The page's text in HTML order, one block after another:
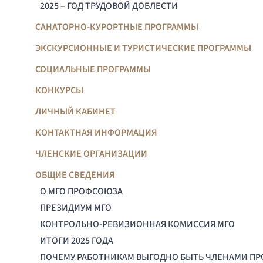
2025 – ГОД ТРУДОВОЙ ДОБЛЕСТИ
САНАТОРНО-КУРОРТНЫЕ ПРОГРАММЫ
ЭКСКУРСИОННЫЕ И ТУРИСТИЧЕСКИЕ ПРОГРАММЫ
СОЦИАЛЬНЫЕ ПРОГРАММЫ
КОНКУРСЫ
ЛИЧНЫЙ КАБИНЕТ
КОНТАКТНАЯ ИНФОРМАЦИЯ
ЧЛЕНСКИЕ ОРГАНИЗАЦИИ
ОБЩИЕ СВЕДЕНИЯ
О МГО ПРОФСОЮЗА
ПРЕЗИДИУМ МГО
КОНТРОЛЬНО-РЕВИЗИОННАЯ КОМИССИЯ МГО
ИТОГИ 2025 ГОДА
ПОЧЕМУ РАБОТНИКАМ ВЫГОДНО БЫТЬ ЧЛЕНАМИ